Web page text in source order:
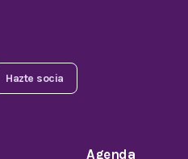
Hazte socia
Agenda